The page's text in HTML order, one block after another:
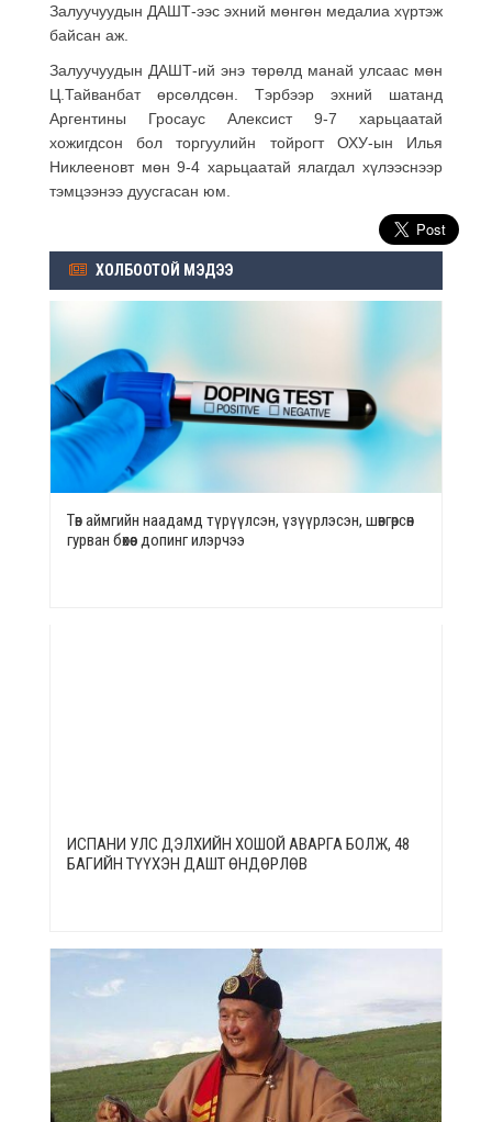
Залуучуудын ДАШТ-ээс эхний мөнгөн медалиа хүртэж
байсан аж.
Залуучуудын ДАШТ-ий энэ төрөлд манай улсаас мөн
Ц.Тайванбат өрсөлдсөн. Тэрбээр эхний шатанд
Аргентины Гросаус Алексист 9-7 харьцаатай
хожигдсон бол торгуулийн тойрогт ОХУ-ын Илья
Никлееновт мөн 9-4 харьцаатай ялагдал хүлээснээр
тэмцээнээ дуусгасан юм.
ХОЛБООТОЙ МЭДЭЭ
Төв аймгийн наадамд түрүүлсэн, үзүүрлэсэн, шөвгөрсөн
гурван бөхөөс допинг илэрчээ
ИСПАНИ УЛС ДЭЛХИЙН ХОШОЙ АВАРГА БОЛЖ, 48
БАГИЙН ТҮҮХЭН ДАШТ ӨНДӨРЛӨВ